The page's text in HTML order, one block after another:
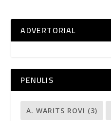
ADVERTORIAL
PENULIS
A. WARITS ROVI (3)